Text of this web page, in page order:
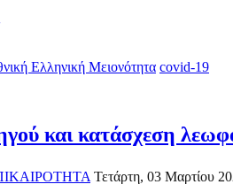
Ελληνική Μειονότητα covid-19
και κατάσχεση
Τετάρτη, 03 Μαρτίου